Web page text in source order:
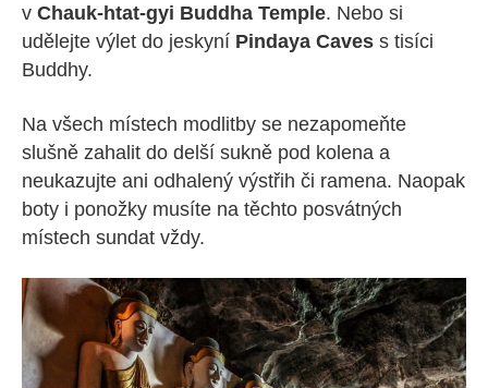
v Chauk-htat-gyi Buddha Temple. Nebo si
udělejte výlet do jeskyní Pindaya Caves s tisíci
Buddhy.
Na všech místech modlitby se nezapomeňte
slušně zahalit do delší sukně pod kolena a
neukazujte ani odhalený výstřih či ramena. Naopak
boty i ponožky musíte na těchto posvátných
místech sundat vždy.